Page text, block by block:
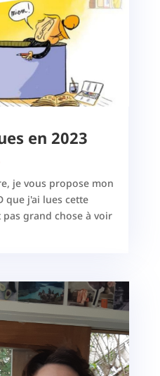
en 2023
je vous propose mon
que j'ai lues cette
grand chose à voir